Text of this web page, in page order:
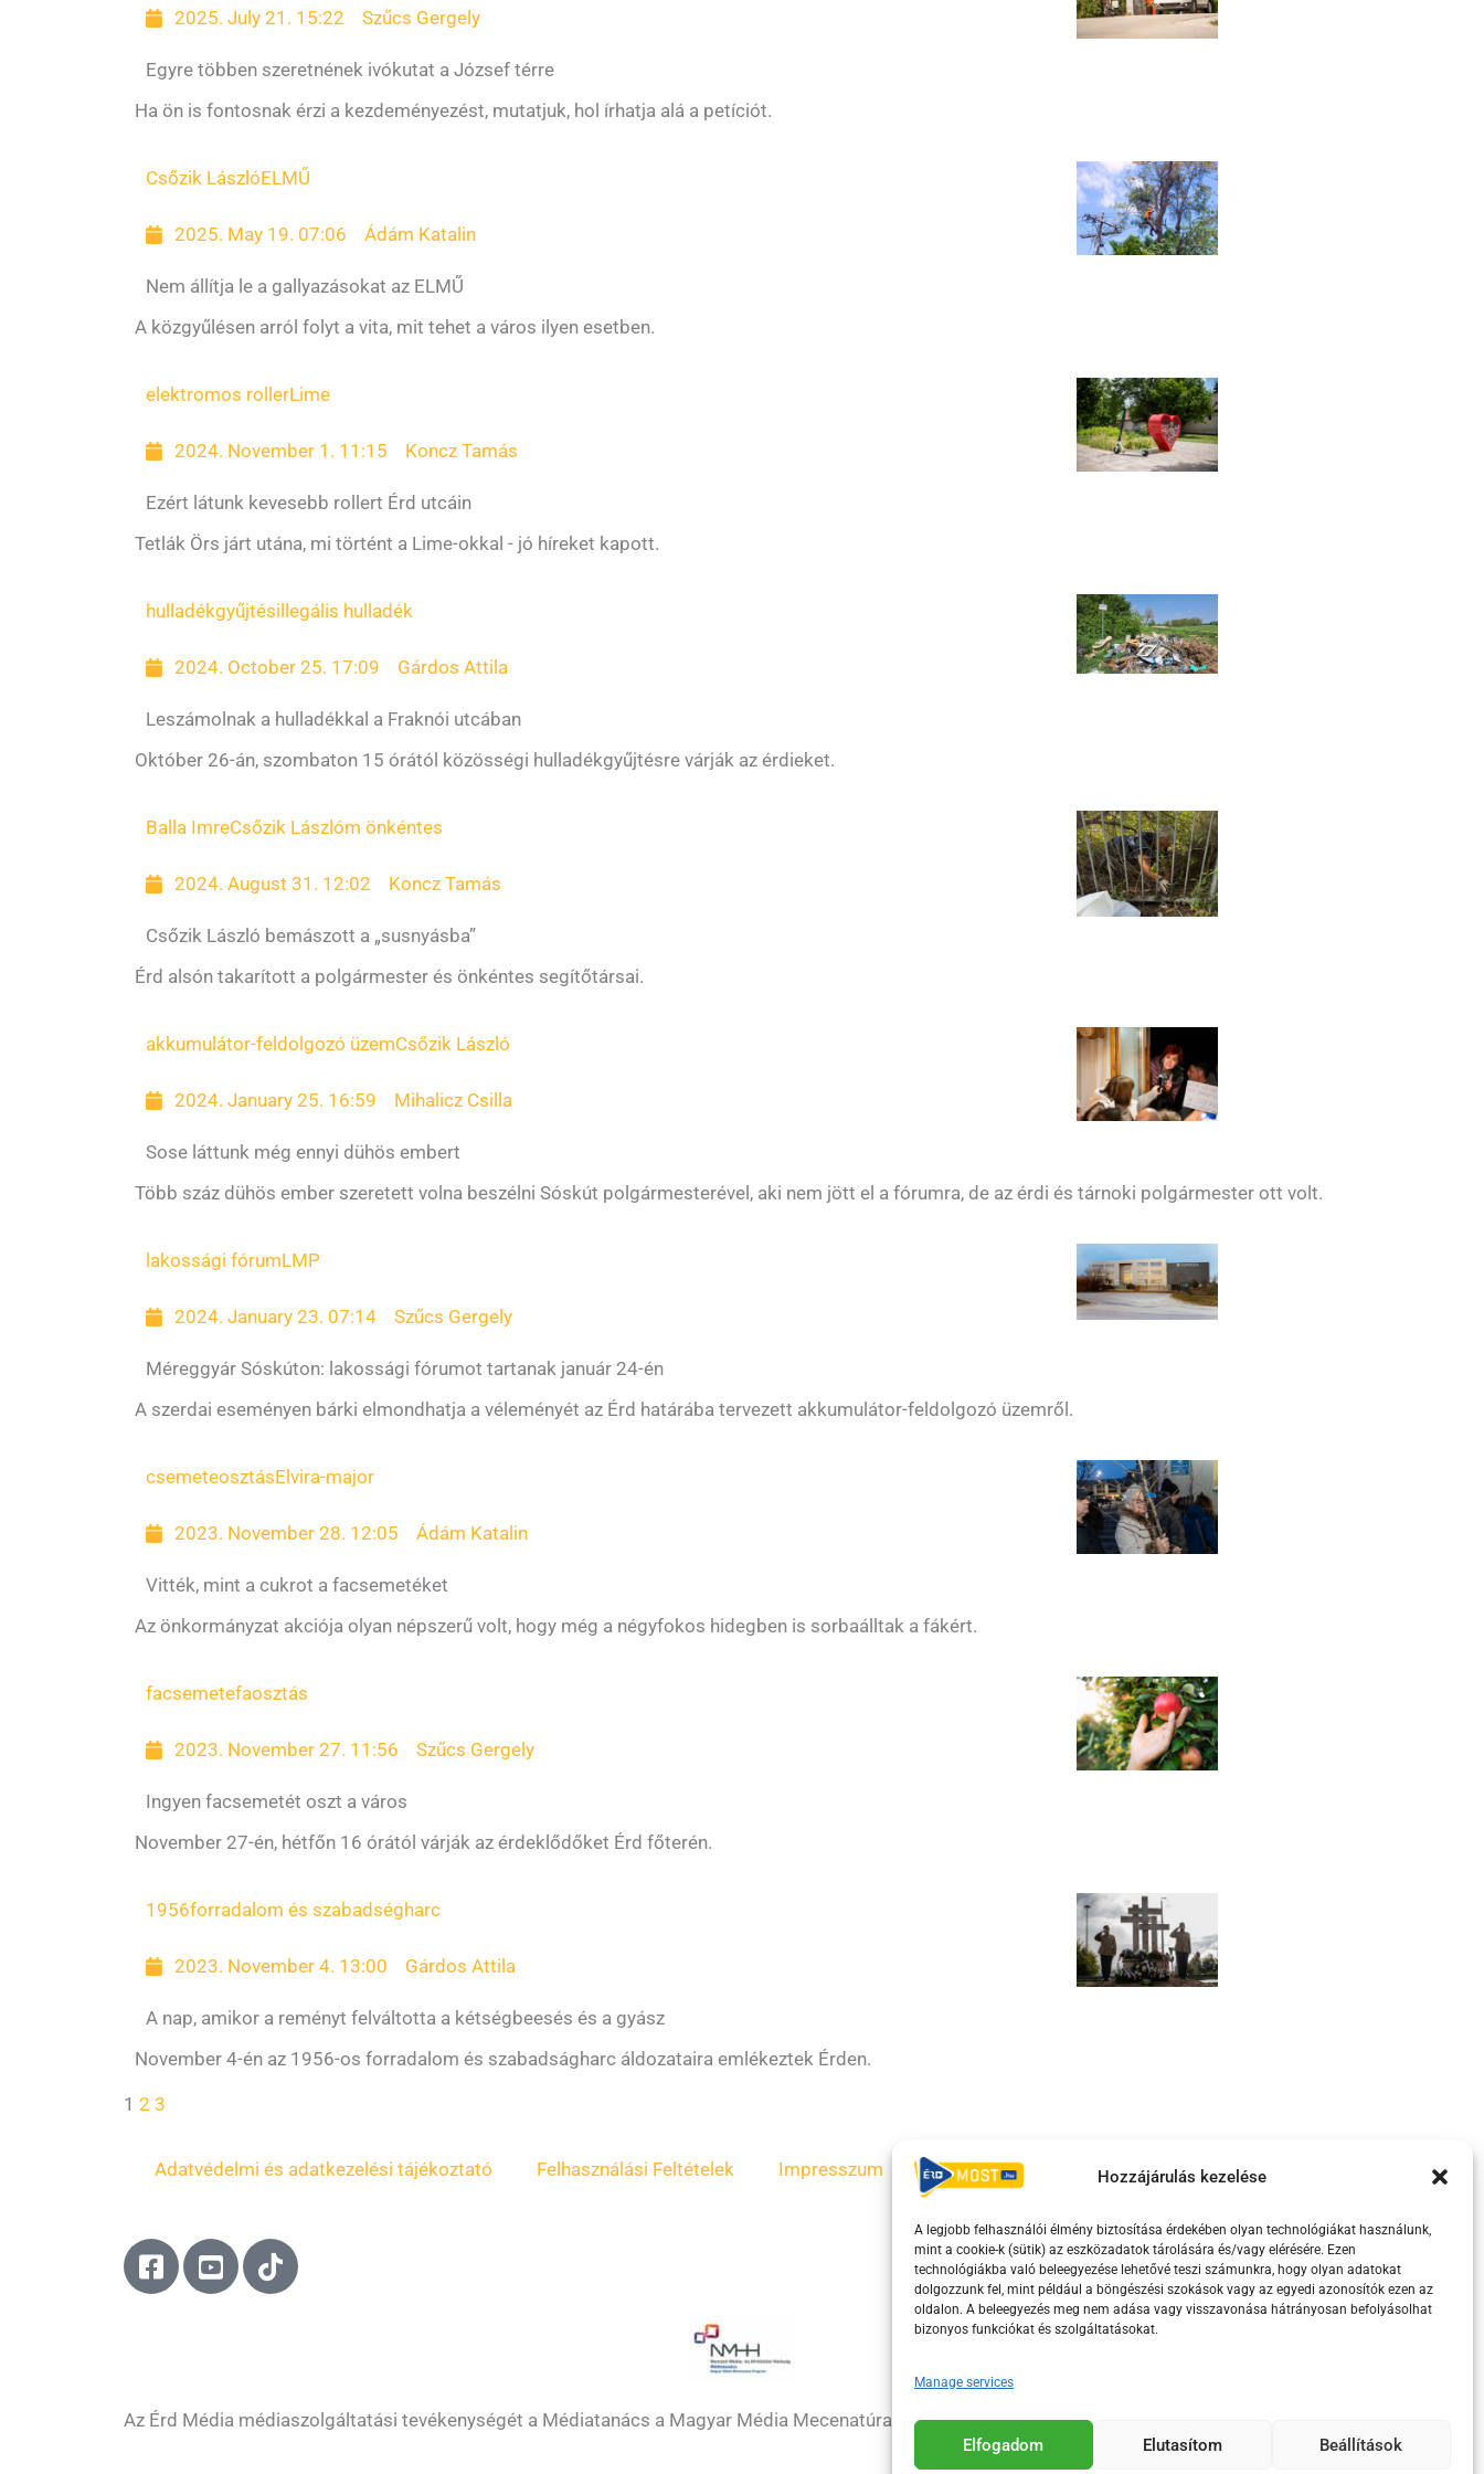
Hozzájárulás kezelése
A legjobb felhasználói élmény biztosítása érdekében olyan technológiákat használunk,
mint a cookie-k (sütik) az eszközadatok tárolására és/vagy elérésére. Ezen
technológiákba való beleegyezése lehetővé teszi számunkra, hogy olyan adatokat
dolgozzunk fel, mint például a böngészési szokások vagy az egyedi azonosítók ezen az
oldalon. A beleegyezés meg nem adása vagy visszavonása hátrányosan befolyásolhat
bizonyos funkciókat és szolgáltatásokat.
Manage services
Elfogadom Elutasítom Beállítások
2025. July 21. 15:22 Szűcs Gergely
Egyre többen szeretnének ivókutat a József térre
Ha ön is fontosnak érzi a kezdeményezést, mutatjuk, hol írhatja alá a petíciót.
Csőzik LászlóELMŰ
2025. May 19. 07:06 Ádám Katalin
Nem állítja le a gallyazásokat az ELMŰ
A közgyűlésen arról folyt a vita, mit tehet a város ilyen esetben.
elektromos rollerLime
2024. November 1. 11:15 Koncz Tamás
Ezért látunk kevesebb rollert Érd utcáin
Tetlák Örs járt utána, mi történt a Lime-okkal - jó híreket kapott.
hulladékgyűjtésillegális hulladék
2024. October 25. 17:09 Gárdos Attila
Leszámolnak a hulladékkal a Fraknói utcában
Október 26-án, szombaton 15 órától közösségi hulladékgyűjtésre várják az érdieket.
Balla ImreCsőzik Lászlóm önkéntes
2024. August 31. 12:02 Koncz Tamás
Csőzik László bemászott a „susnyásba”
Érd alsón takarított a polgármester és önkéntes segítőtársai.
akkumulátor-feldolgozó üzemCsőzik László
2024. January 25. 16:59 Mihalicz Csilla
Sose láttunk még ennyi dühös embert
Több száz dühös ember szeretett volna beszélni Sóskút polgármesterével, aki nem jött el a fórumra, de az érdi és tárnoki polgármester ott volt.
lakossági fórumLMP
2024. January 23. 07:14 Szűcs Gergely
Méreggyár Sóskúton: lakossági fórumot tartanak január 24-én
A szerdai eseményen bárki elmondhatja a véleményét az Érd határába tervezett akkumulátor-feldolgozó üzemről.
csemeteosztásElvira-major
2023. November 28. 12:05 Ádám Katalin
Vitték, mint a cukrot a facsemetéket
Az önkormányzat akciója olyan népszerű volt, hogy még a négyfokos hidegben is sorbaálltak a fákért.
facsemetefaosztás
2023. November 27. 11:56 Szűcs Gergely
Ingyen facsemetét oszt a város
November 27-én, hétfőn 16 órától várják az érdeklődőket Érd főterén.
1956forradalom és szabadségharc
2023. November 4. 13:00 Gárdos Attila
A nap, amikor a reményt felváltotta a kétségbeesés és a gyász
November 4-én az 1956-os forradalom és szabadságharc áldozataira emlékeztek Érden.
1 2 3
Adatvédelmi és adatkezelési tájékoztató Felhasználási Feltételek Impresszum ÁSZF Irányelvek Moderálási szabályzat
F
a
o
Y
o
e
T
i
Az Érd Média médiaszolgáltatási tevékenységét a Médiatanács a Magyar Média Mecenatúra program keretében támogatja.